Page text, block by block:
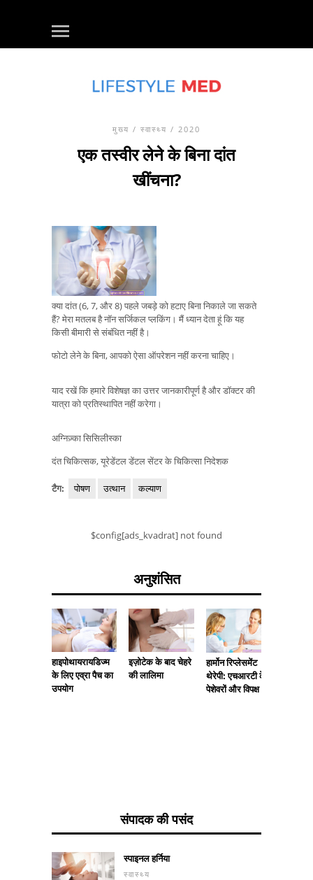
मुख्य / स्वास्थ्य / 2020
एक तस्वीर लेने के बिना दांत
खींचना?
क्या दांत (6, 7, और 8) पहले जबड़े को हटाए बिना निकाले जा सकते
हैं? मेरा मतलब है नॉन सर्जिकल प्लकिंग। मैं ध्यान देता हूं कि यह
किसी बीमारी से संबंधित नहीं है।
फोटो लेने के बिना, आपको ऐसा ऑपरेशन नहीं करना चाहिए।
याद रखें कि हमारे विशेषज्ञ का उत्तर जानकारीपूर्ण है और डॉक्टर की
यात्रा को प्रतिस्थापित नहीं करेगा।
अग्निज़्का सिसिलीस्का
दंत चिकित्सक, यूरेडेंटल डेंटल सेंटर के चिकित्सा निदेशक
टैग: पोषण उत्थान कल्याण
$config[ads_kvadrat] not found
अनुशंसित
हाइपोथायरायडिज्म
के लिए एव्रा पैच का
उपयोग
इज़ोटेक के बाद चेहरे
की लालिमा
हार्मोन रिप्लेसमेंट
थेरेपी: एचआरटी के
पेशेवरों और विपक्ष
संपादक की पसंद
स्पाइनल हर्निया
स्वास्थ्य